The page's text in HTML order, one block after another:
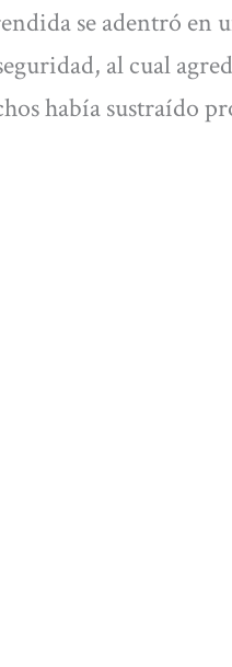
se adentró en
al cual
había sustraído